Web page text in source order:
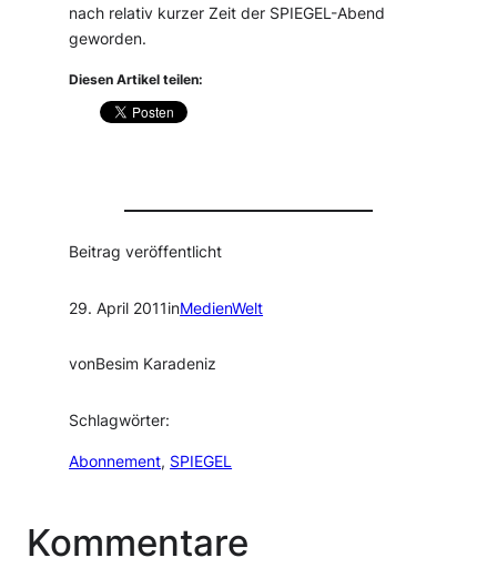
nach relativ kurzer Zeit der SPIEGEL-Abend
geworden.
Diesen Artikel teilen:
Beitrag veröffentlicht
29. April 2011inMedienWelt
vonBesim Karadeniz
Schlagwörter:
Abonnement, SPIEGEL
Kommentare